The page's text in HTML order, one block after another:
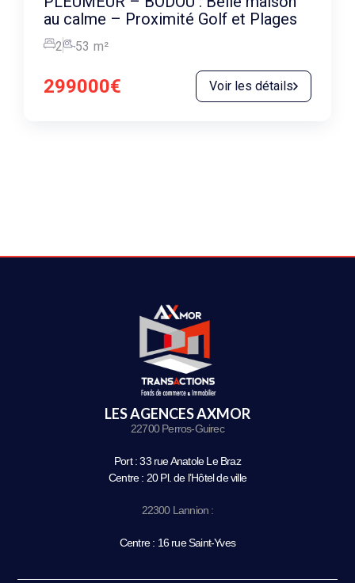
au calme – Proximité Golf et Plages
2 53 m²
299000€ Voir les détails
LES AGENCES AXMOR
22700 Perros-Guirec
Port : 33 rue Anatole Le Braz
Centre : 20 Pl. de l’Hôtel de ville
22300 Lannion :
Centre : 16 rue Saint-Yves